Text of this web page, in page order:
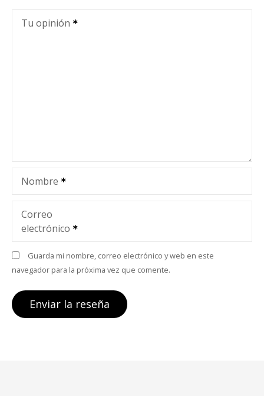
Tu opinión
Nombre
Correo
electrónico
Guarda mi nombre, correo electrónico y web en este
navegador para la próxima vez que comente.